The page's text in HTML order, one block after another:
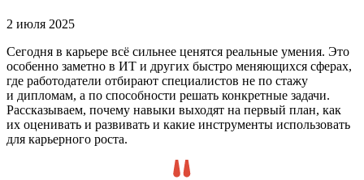
2 июля 2025
Сегодня в карьере всё сильнее ценятся реальные умения. Это
особенно заметно в ИТ и других быстро меняющихся сферах,
где работодатели отбирают специалистов не по стажу
и дипломам, а по способности решать конкретные задачи.
Рассказываем, почему навыки выходят на первый план, как
их оценивать и развивать и какие инструменты использовать
для карьерного роста.